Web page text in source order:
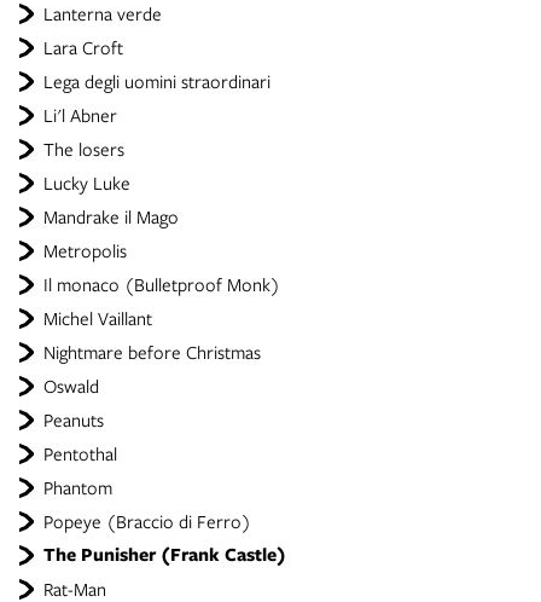
Lanterna verde
Lara Croft
Lega degli uomini straordinari
Li'l Abner
The losers
Lucky Luke
Mandrake il Mago
Metropolis
Il monaco (Bulletproof Monk)
Michel Vaillant
Nightmare before Christmas
Oswald
Peanuts
Pentothal
Phantom
Popeye (Braccio di Ferro)
The Punisher (Frank Castle)
Rat-Man